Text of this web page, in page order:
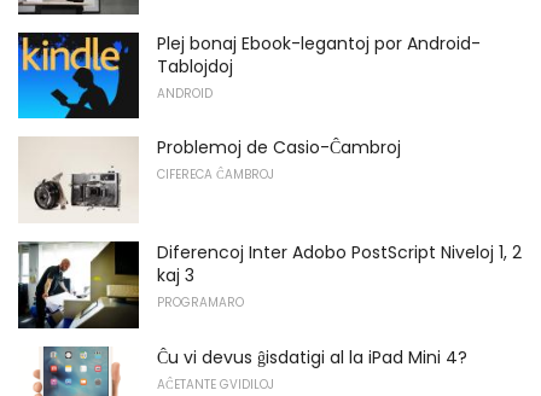
Plej bonaj Ebook-legantoj por Android-
Tablojdoj
ANDROID
Problemoj de Casio-Ĉambroj
CIFERECA ĈAMBROJ
Diferencoj Inter Adobo PostScript Niveloj 1, 2
kaj 3
PROGRAMARO
Ĉu vi devus ĝisdatigi al la iPad Mini 4?
AĈETANTE GVIDILOJ